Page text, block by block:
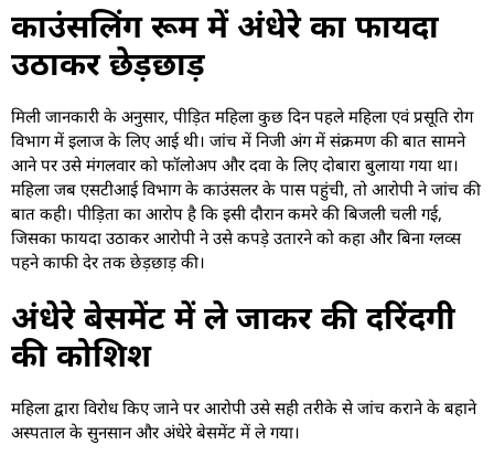
काउंसलिंग रूम में अंधेरे का फायदा
उठाकर छेड़छाड़
मिली जानकारी के अनुसार, पीड़ित महिला कुछ दिन पहले महिला एवं प्रसूति रोग
विभाग में इलाज के लिए आई थी। जांच में निजी अंग में संक्रमण की बात सामने
आने पर उसे मंगलवार को फॉलोअप और दवा के लिए दोबारा बुलाया गया था।
महिला जब एसटीआई विभाग के काउंसलर के पास पहुंची, तो आरोपी ने जांच की
बात कही। पीड़िता का आरोप है कि इसी दौरान कमरे की बिजली चली गई,
जिसका फायदा उठाकर आरोपी ने उसे कपड़े उतारने को कहा और बिना ग्लव्स
पहने काफी देर तक छेड़छाड़ की।
अंधेरे बेसमेंट में ले जाकर की दरिंदगी
की कोशिश
महिला द्वारा विरोध किए जाने पर आरोपी उसे सही तरीके से जांच कराने के बहाने
अस्पताल के सुनसान और अंधेरे बेसमेंट में ले गया।